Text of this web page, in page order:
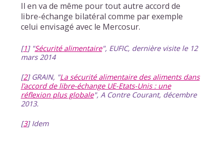
Il en va de même pour tout autre accord de
libre-échange bilatéral comme par exemple
celui envisagé avec le Mercosur.
[1] "Sécurité alimentaire", EUFIC, dernière visite le 12
mars 2014
[2] GRAIN, "La sécurité alimentaire des aliments dans
l’accord de libre-échange UE-Etats-Unis : une
réflexion plus globale", A Contre Courant, décembre
2013.
[3] Idem